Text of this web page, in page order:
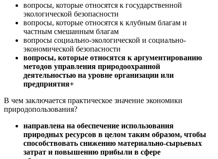
вопросы, которые относятся к государственной
экологической безопасности
вопросы, которые относятся к клубным благам и
частным смешанным благам
вопросы социально-экологической и социально-
экономической безопасности
вопросы, которые относятся к аргументированию
методов управления природоохранной
деятельностью на уровне организации или
предприятия+
В чем заключается практическое значение экономики
природопользования?
направлена на обеспечение использования
природных ресурсов в целом таким образом, чтобы
способствовать снижению материально-сырьевых
затрат и повышению прибыли в сфере